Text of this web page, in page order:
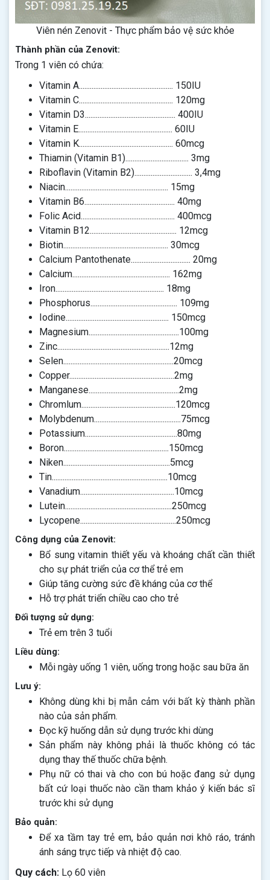
Viên nén Zenovit - Thực phẩm bảo vệ sức khỏe
Thành phần của Zenovit:
Trong 1 viên có chứa:
Vitamin A.................................................... 150IU
Vitamin C.................................................... 120mg
Vitamin D3.................................................. 400IU
Vitamin E.................................................... 60IU
Vitamin K.................................................... 60mcg
Thiamin (Vitamin B1)................................... 3mg
Riboflavin (Vitamin B2)................................ 3,4mg
Niacin......................................................... 15mg
Vitamin B6.................................................. 40mg
Folic Acid.................................................... 400mcg
Vitamin B12................................................ 12mcg
Biotin.......................................................... 30mcg
Calcium Pantothenate................................. 20mg
Calcium...................................................... 162mg
Iron............................................................ 18mg
Phosphorus................................................ 109mg
Iodine......................................................... 150mcg
Magnesium..................................................100mg
Zinc..............................................................12mg
Selen.............................................................20mcg
Copper..........................................................2mg
Manganese..................................................2mg
Chromlum....................................................120mcg
Molybdenum................................................75mcg
Potassium...................................................80mg
Boron..........................................................150mcg
Niken...........................................................5mcg
Tin................................................................10mcg
Vanadium....................................................10mcg
Lutein...........................................................250mcg
Lycopene.....................................................250mcg
Công dụng của Zenovit:
Bổ sung vitamin thiết yếu và khoáng chất cần thiết
cho sự phát triển của cơ thể trẻ em
Giúp tăng cường sức đề kháng của cơ thể
Hỗ trợ phát triển chiều cao cho trẻ
Đối tượng sử dụng:
Trẻ em trên 3 tuổi
Liều dùng:
Mỗi ngày uống 1 viên, uống trong hoặc sau bữa ăn
Lưu ý:
Không dùng khi bị mẫn cảm với bất kỳ thành phần
nào của sản phẩm.
Đọc kỹ huống dẫn sử dụng trước khi dùng
Sản phẩm này không phải là thuốc không có tác
dụng thay thế thuốc chữa bệnh.
Phụ nữ có thai và cho con bú hoặc đang sử dụng
bất cứ loại thuốc nào cần tham khảo ý kiến bác sĩ
trước khi sử dụng
Bảo quản:
Để xa tầm tay trẻ em, bảo quản nơi khô ráo, tránh
ánh sáng trực tiếp và nhiệt độ cao.
Quy cách: Lọ 60 viên